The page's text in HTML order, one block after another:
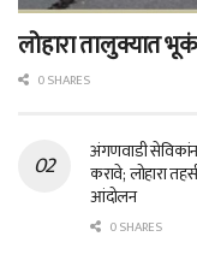
लोहारा तालुक्यात
0 SHARES
अंगणवाडी
करावे; लोहारा
आंदोलन
0 SHARES